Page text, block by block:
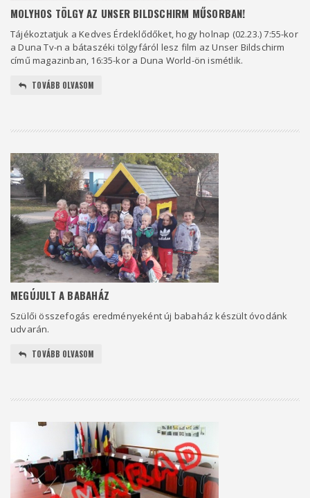
MOLYHOS TÖLGY AZ UNSER BILDSCHIRM MŰSORBAN!
Tájékoztatjuk a Kedves Érdeklődőket, hogy holnap (02.23.) 7:55-kor
a Duna Tv-n a bátaszéki tölgyfáról lesz film az Unser Bildschirm
című magazinban, 16:35-kor a Duna World-ön ismétlik.
TOVÁBB OLVASOM
MEGÚJULT A BABAHÁZ
Szülői összefogás eredményeként új babaház készült óvodánk
udvarán.
TOVÁBB OLVASOM